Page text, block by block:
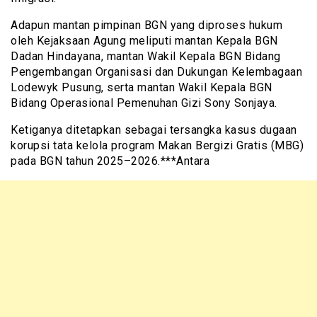
Adapun mantan pimpinan BGN yang diproses hukum
oleh Kejaksaan Agung meliputi mantan Kepala BGN
Dadan Hindayana, mantan Wakil Kepala BGN Bidang
Pengembangan Organisasi dan Dukungan Kelembagaan
Lodewyk Pusung, serta mantan Wakil Kepala BGN
Bidang Operasional Pemenuhan Gizi Sony Sonjaya.
Ketiganya ditetapkan sebagai tersangka kasus dugaan
korupsi tata kelola program Makan Bergizi Gratis (MBG)
pada BGN tahun 2025–2026.***Antara